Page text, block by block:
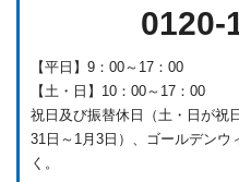
0120-
【平日】9：00～17：00
【土・日】10：00～17：00
祝日及び振替休日（土・日が祝
31日～1月3日）、ゴールデンウ
く。